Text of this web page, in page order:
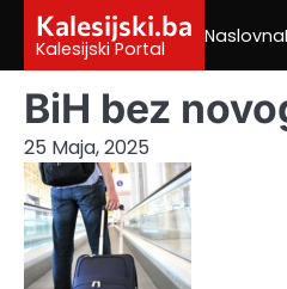
content
Kalesijski.ba
Kalesijski Portal
Naslovna
BiH bez
25 Maja, 2025